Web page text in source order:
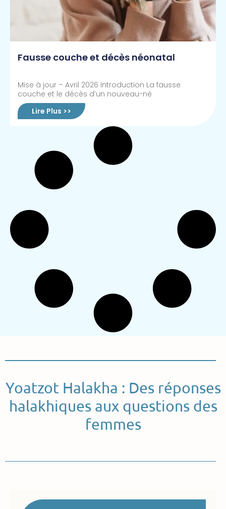
Fausse couche et décès néonatal
Mise à jour – Avril 2026 Introduction La fausse
couche et le décès d’un nouveau-né
Lire Plus >>
Yoatzot Halakha : Des réponses
halakhiques aux questions des
femmes